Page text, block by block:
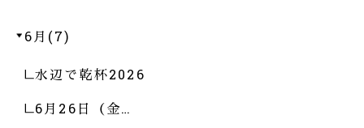
6月(7)
水辺で乾杯2026
6月26日（金…